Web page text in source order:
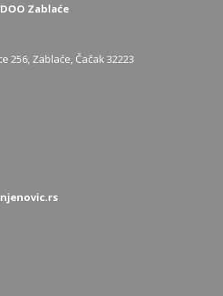
DOO Zablaće
256, Zablaće, Čačak 32223